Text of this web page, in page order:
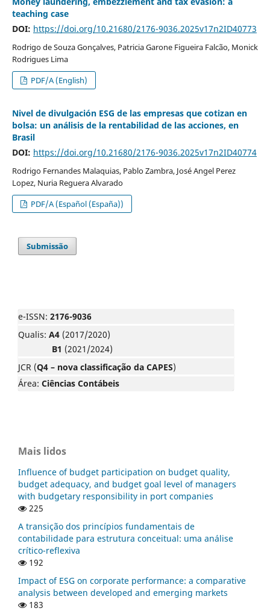
teaching case
DOI: https://doi.org/10.21680/2176-9036.2025v17n2ID40773
Rodrigo de Souza Gonçalves, Patricia Garone Figueira Falcão, Monick
Rodrigues Lima
PDF/A (English)
Nivel de divulgación ESG de las empresas que cotizan en
bolsa: un análisis de la rentabilidad de las acciones, en
Brasil
DOI: https://doi.org/10.21680/2176-9036.2025v17n2ID40774
Rodrigo Fernandes Malaquias, Pablo Zambra, José Angel Perez
Lopez, Nuria Reguera Alvarado
PDF/A (Español (España))
Submissão
e-ISSN: 2176-9036
Qualis: A4 (2017/2020)
B1 (2021/2024)
JCR (Q4 – nova classificação da CAPES)
Área: Ciências Contábeis
Mais lidos
Influence of budget participation on budget quality,
budget adequacy, and budget goal level of managers
with budgetary responsibility in port companies
225
A transição dos princípios fundamentais de
contabilidade para estrutura conceitual: uma análise
crítico-reflexiva
192
Impact of ESG on corporate performance: a comparative
analysis between developed and emerging markets
183